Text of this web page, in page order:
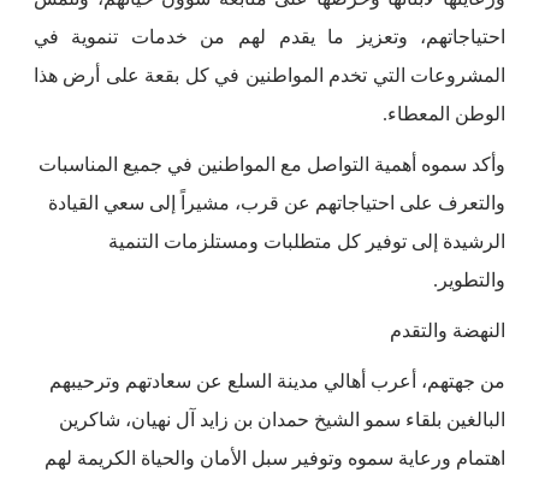
احتياجاتهم، وتعزيز ما يقدم لهم من خدمات تنموية في
المشروعات التي تخدم المواطنين في كل بقعة على أرض هذا
الوطن المعطاء.
وأكد سموه أهمية التواصل مع المواطنين في جميع المناسبات
والتعرف على احتياجاتهم عن قرب، مشيراً إلى سعي القيادة
الرشيدة إلى توفير كل متطلبات ومستلزمات التنمية
والتطوير.
النهضة والتقدم
من جهتهم، أعرب أهالي مدينة السلع عن سعادتهم وترحيبهم
البالغين بلقاء سمو الشيخ حمدان بن زايد آل نهيان، شاكرين
اهتمام ورعاية سموه وتوفير سبل الأمان والحياة الكريمة لهم